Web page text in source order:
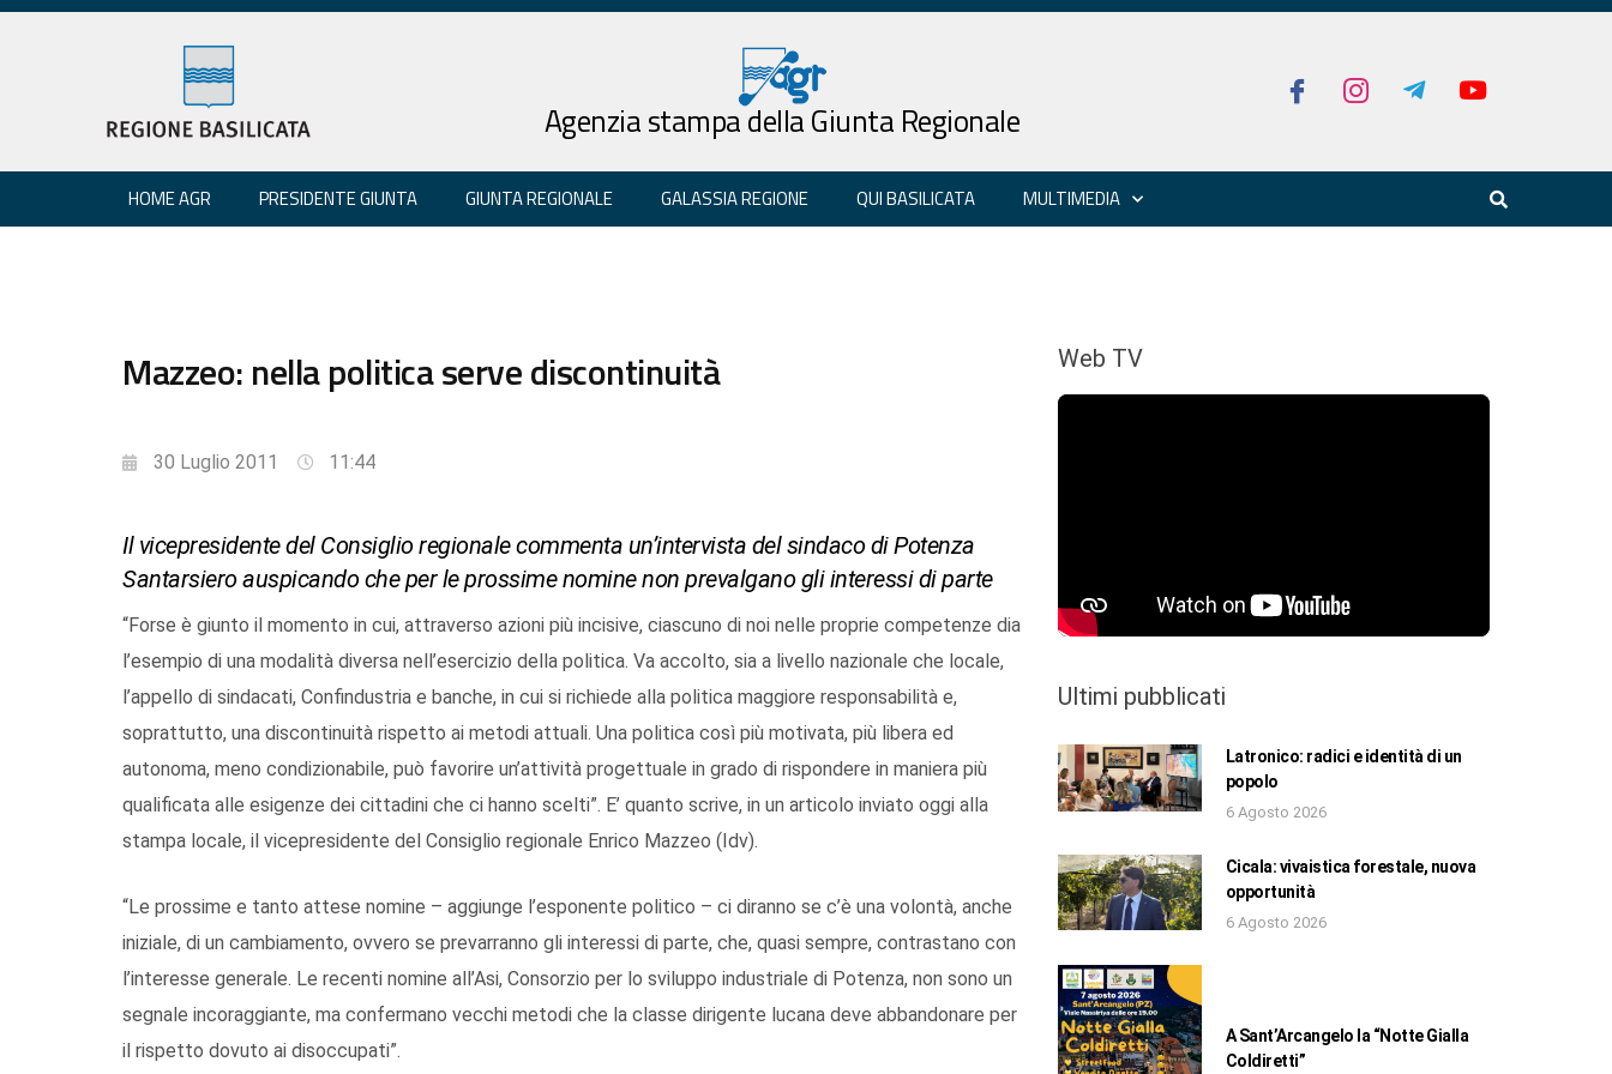
Agenzia stampa della Giunta Regionale
HOME AGR PRESIDENTE GIUNTA GIUNTA REGIONALE GALASSIA REGIONE QUI BASILICATA MULTIMEDIA
Mazzeo: nella politica serve discontinuità
30 Luglio 2011 11:44
Il vicepresidente del Consiglio regionale commenta un’intervista del sindaco di Potenza
Santarsiero auspicando che per le prossime nomine non prevalgano gli interessi di parte
“Forse è giunto il momento in cui, attraverso azioni più incisive, ciascuno di noi nelle proprie competenze dia
l’esempio di una modalità diversa nell’esercizio della politica. Va accolto, sia a livello nazionale che locale,
l’appello di sindacati, Confindustria e banche, in cui si richiede alla politica maggiore responsabilità e,
soprattutto, una discontinuità rispetto ai metodi attuali. Una politica così più motivata, più libera ed
autonoma, meno condizionabile, può favorire un’attività progettuale in grado di rispondere in maniera più
qualificata alle esigenze dei cittadini che ci hanno scelti”. E’ quanto scrive, in un articolo inviato oggi alla
stampa locale, il vicepresidente del Consiglio regionale Enrico Mazzeo (Idv).
“Le prossime e tanto attese nomine – aggiunge l’esponente politico – ci diranno se c’è una volontà, anche
iniziale, di un cambiamento, ovvero se prevarranno gli interessi di parte, che, quasi sempre, contrastano con
l’interesse generale. Le recenti nomine all’Asi, Consorzio per lo sviluppo industriale di Potenza, non sono un
segnale incoraggiante, ma confermano vecchi metodi che la classe dirigente lucana deve abbandonare per
il rispetto dovuto ai disoccupati”.
Web TV
Ultimi pubblicati
Latronico: radici e identità di un
popolo
6 Agosto 2026
Cicala: vivaistica forestale, nuova
opportunità
6 Agosto 2026
A Sant’Arcangelo la “Notte Gialla
Coldiretti”